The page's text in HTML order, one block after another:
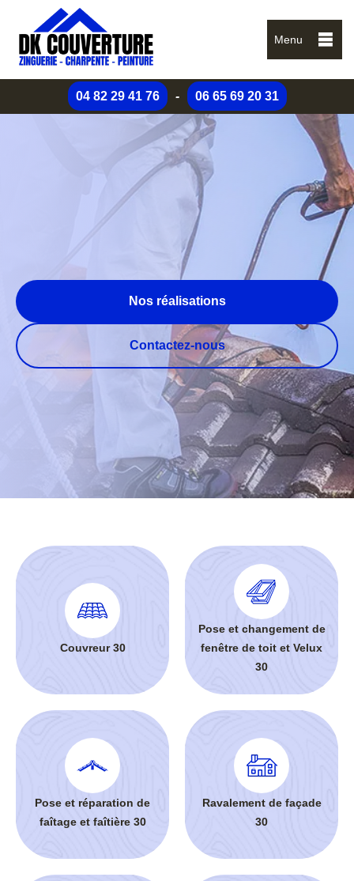
Menu
04 82 29 41 76 - 06 65 69 20 31
Nos réalisations
Contactez-nous
Couvreur 30
Pose et changement de
fenêtre de toit et Velux
30
Pose et réparation de
faîtage et faîtière 30
Ravalement de façade
30